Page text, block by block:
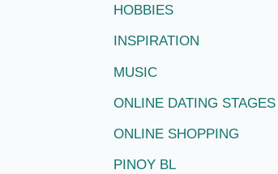
HOBBIES
INSPIRATION
MUSIC
ONLINE DATING STAGES
ONLINE SHOPPING
PINOY BL